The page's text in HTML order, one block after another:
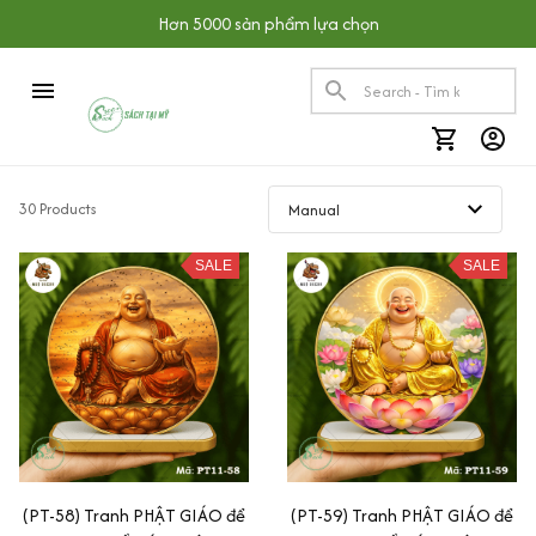
Hơn 5000 sản phẩm lựa chọn
30 Products
SALE
(PT-58) Tranh PHẬT GIÁO để
SALE
(PT-59) Tranh PHẬT GIÁO để